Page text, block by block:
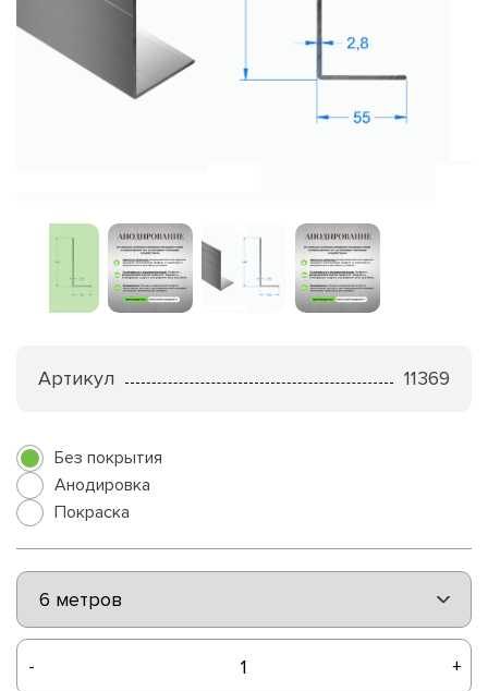
Артикул 11369
Без покрытия
Анодировка
Покраска
- +